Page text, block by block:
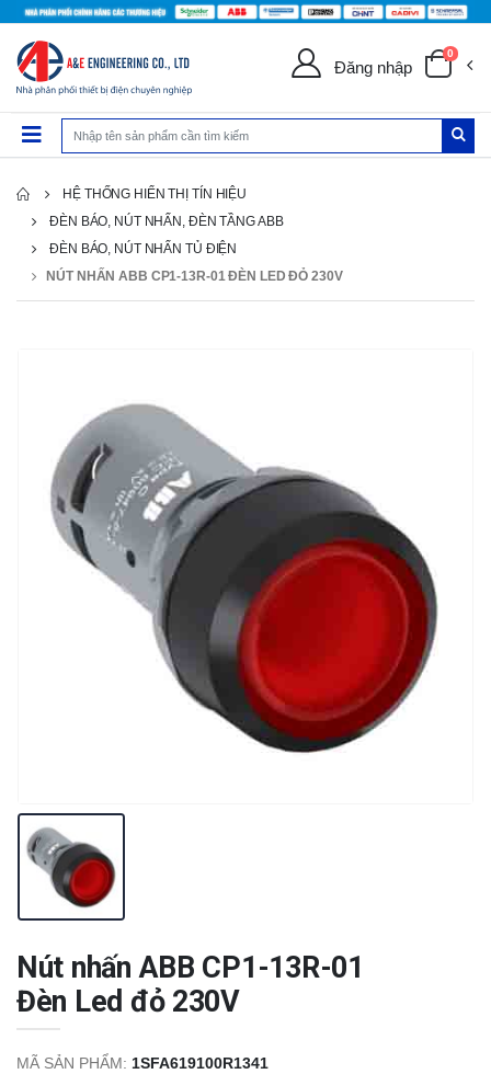
Đăng nhập
0
HỆ THỐNG HIỂN THỊ TÍN HIỆU
ĐÈN BÁO, NÚT NHẤN, ĐÈN TẦNG ABB
ĐÈN BÁO, NÚT NHẤN TỦ ĐIỆN
NÚT NHẤN ABB CP1-13R-01 ĐÈN LED ĐỎ 230V
Nút nhấn ABB CP1-13R-01
Đèn Led đỏ 230V
MÃ SẢN PHẨM: 1SFA619100R1341